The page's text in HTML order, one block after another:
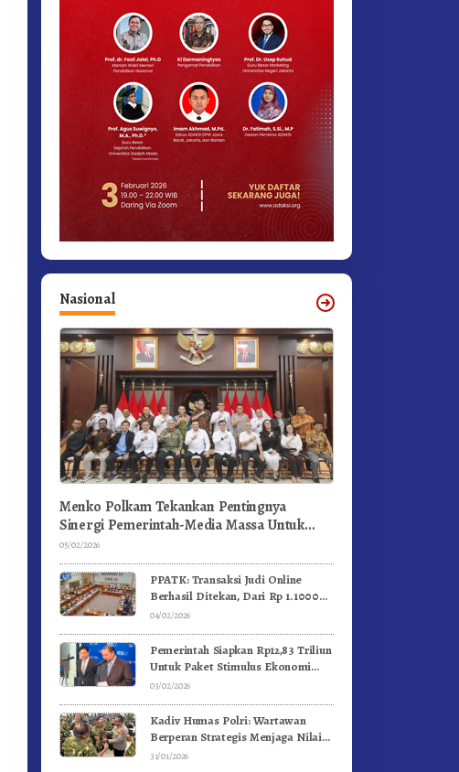
Nasional
Menko Polkam Tekankan Pentingnya
Sinergi Pemerintah-Media Massa Untuk
Jaga Stabilitas Bangsa
05/02/2026
PPATK: Transaksi Judi Online
Berhasil Ditekan, Dari Rp 1.1000
Triliun Menjadi Rp 268 Triliun
04/02/2026
Pemerintah Siapkan Rp12,83 Triliun
Untuk Paket Stimulus Ekonomi
Kuartal I-2026
03/02/2026
Kadiv Humas Polri: Wartawan
Berperan Strategis Menjaga Nilai
Kebangsaan, Demokrasi, dan NKRI
31/01/2026